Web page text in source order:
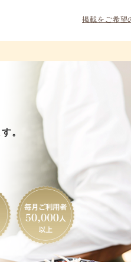
掲載をご希望
。